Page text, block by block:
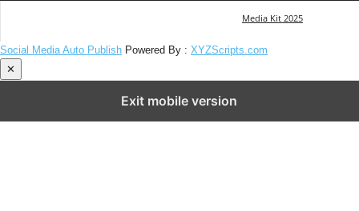
Media Kit 2025
Social Media Auto Publish Powered By : XYZScripts.com
✕
Exit mobile version